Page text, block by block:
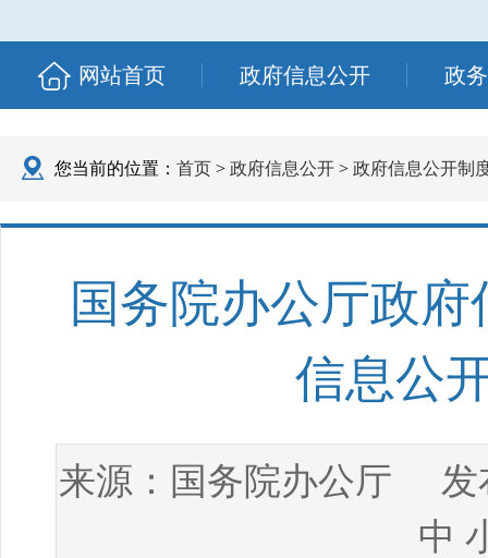
网站首页 政府信息公开 政
您当前的位置： 首页 > 政府信息公开 > 政府信息公开制
国务院办公厅政
信息公
来源： 国务院办公厅 发
中